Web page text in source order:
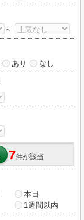
～
あり なし
7件が該当
本日
1週間以内